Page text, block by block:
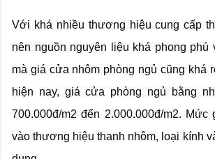
Với khá nhiều thương hiệu cung cấp
nên nguồn nguyên liệu khá phong phú
mà giá cửa nhôm phòng ngủ cũng khá
hiện nay, giá cửa phòng ngủ bằng
700.000đ/m2 đến 2.000.000đ/m2. Mức
vào thương hiệu thanh nhôm, loại kính